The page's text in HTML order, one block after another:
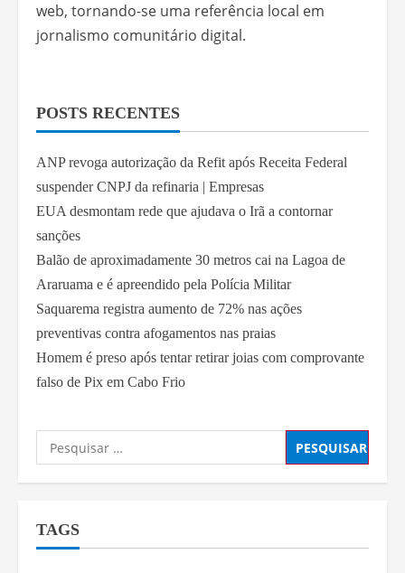
web, tornando-se uma referência local em
jornalismo comunitário digital.
POSTS RECENTES
ANP revoga autorização da Refit após Receita Federal
suspender CNPJ da refinaria | Empresas
EUA desmontam rede que ajudava o Irã a contornar
sanções
Balão de aproximadamente 30 metros cai na Lagoa de
Araruama e é apreendido pela Polícia Militar
Saquarema registra aumento de 72% nas ações
preventivas contra afogamentos nas praias
Homem é preso após tentar retirar joias com comprovante
falso de Pix em Cabo Frio
TAGS